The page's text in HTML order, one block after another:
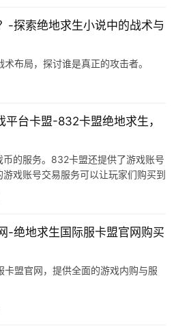
-探索绝地求生小说中的战术与
布局，探讨谁是真正的攻击者。
台卡盟-832卡盟绝地求生，
的服务。832卡盟还提供了游戏账号
戏账号交易服务可以让玩家们购买到
-绝地求生国际服卡盟官网购买
盟官网，提供全面的游戏内购与服